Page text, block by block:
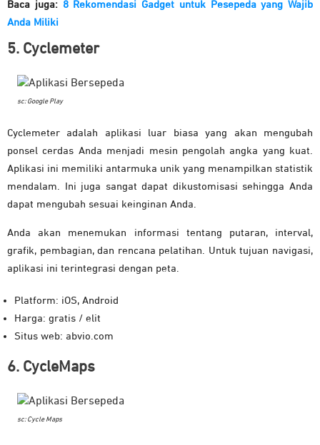
Baca juga: 8 Rekomendasi Gadget untuk Pesepeda yang Wajib
Anda Miliki
5. Cyclemeter
sc: Google Play
Cyclemeter adalah aplikasi luar biasa yang akan mengubah
ponsel cerdas Anda menjadi mesin pengolah angka yang kuat.
Aplikasi ini memiliki antarmuka unik yang menampilkan statistik
mendalam. Ini juga sangat dapat dikustomisasi sehingga Anda
dapat mengubah sesuai keinginan Anda.
Anda akan menemukan informasi tentang putaran, interval,
grafik, pembagian, dan rencana pelatihan. Untuk tujuan navigasi,
aplikasi ini terintegrasi dengan peta.
Platform: iOS, Android
Harga: gratis / elit
Situs web: abvio.com
6. CycleMaps
sc: Cycle Maps